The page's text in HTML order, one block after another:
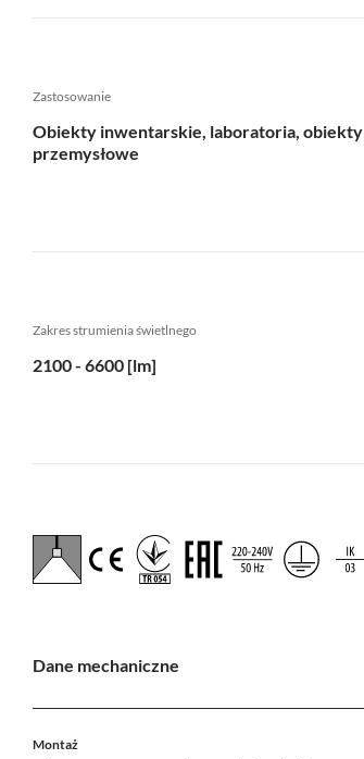
Zastosowanie
Obiekty inwentarskie, laboratoria, obiekty
przemysłowe
Zakres strumienia świetlnego
2100 - 6600 [lm]
Dane mechaniczne
Montaż